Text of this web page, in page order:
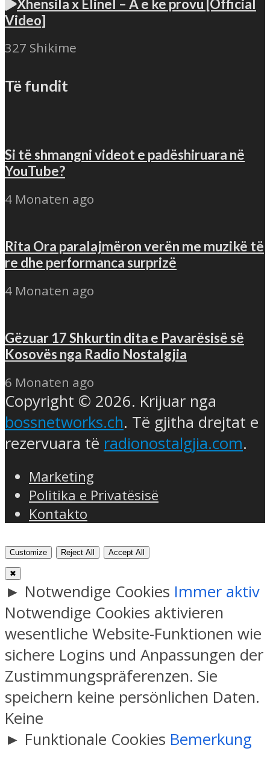
Xhensila x Elinel – A e ke provu [Official
Video]
327 Shikime
Të fundit
Si të shmangni videot e padëshiruara në
YouTube?
4 Monaten ago
Rita Ora paralajmëron verën me muzikë të
re dhe performanca surprizë
4 Monaten ago
Gëzuar 17 Shkurtin dita e Pavarësisë së
Kosovës nga Radio Nostalgjia
6 Monaten ago
Copyright © 2026. Krijuar nga
bossnetworks.ch. Të gjitha drejtat e
rezervuara të radionostalgjia.com.
Marketing
Politika e Privatësisë
Kontakto
Customize Reject All Accept All
✖
► Notwendige Cookies Immer aktiv
Notwendige Cookies aktivieren
wesentliche Website-Funktionen wie
sichere Logins und Anpassungen der
Zustimmungspräferenzen. Sie
speichern keine persönlichen Daten.
Keine
► Funktionale Cookies Bemerkung